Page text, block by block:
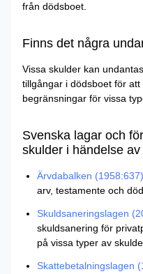
från dödsboet.
Finns det några
Vissa skulder kan
tillgångar i dödsboet för
begränsningar för vissa
Svenska lagar och
skulder i händelse av
Ärvdabalken (1958:637)
arv, testamente och
Skuldsaneringslagen
skuldsanering för
på vissa typer av
Skattebetalningslagen